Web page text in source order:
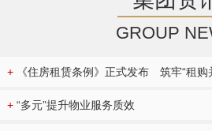
GROUP
+ 《住房租赁条例》正式发布 筑牢“租购
+ “多元”提升物业服务质效